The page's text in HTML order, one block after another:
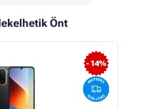
Önt
- 14%